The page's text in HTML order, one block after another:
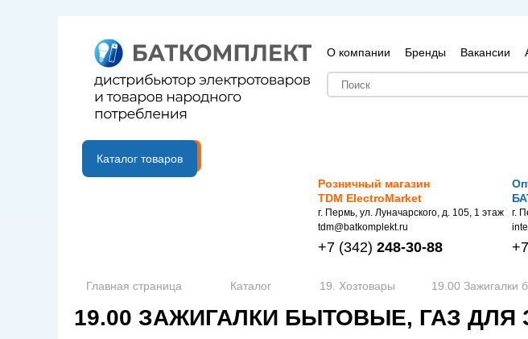
О компании Бренды Вакансии
B2B портал
Каталог товаров
Розничный магазин
TDM ElectroMarket
г. Пермь, ул. Луначарского, д. 105, 1 этаж
tdm@batkomplekt.ru
+7 (342) 248-30-88
г.
+7
Главная страница Каталог 19. Хозтовары 19.00 Зажигалки
19.00 ЗАЖИГАЛКИ БЫТОВЫЕ, ГАЗ ДЛЯ